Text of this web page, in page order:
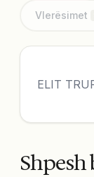
Vlerësimet
ELIT
Shpesh